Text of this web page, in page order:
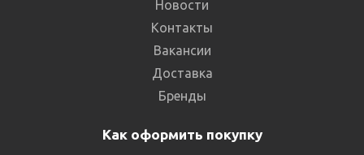
Новости
Контакты
Вакансии
Доставка
Бренды
Как оформить покупку